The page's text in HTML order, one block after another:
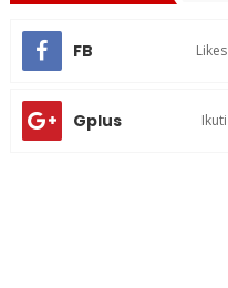
FB Likes
Gplus Ikuti